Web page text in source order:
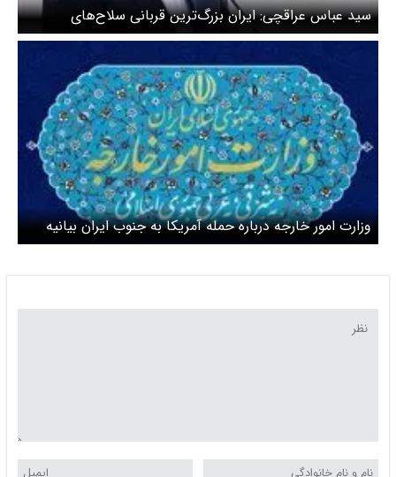
سید عباس عراقچی: ایران بزرگ‌ترین قربانی سلاح‌های
شیمیایی است
وزارت امور خارجه درباره حمله آمریکا به جنوب ایران بیانیه
داد